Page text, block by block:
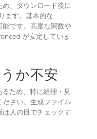
、ダウンロード後に
ます。基本的な
能です。高度な関数や
が安定していま
か不安
ため、特に経理・見
さい。生成ファイル
人の目でチェックす